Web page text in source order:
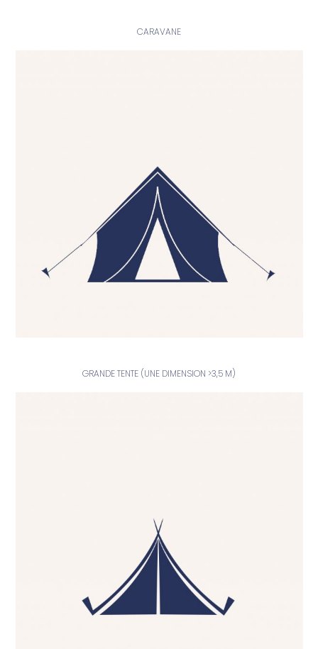
CARAVANE
GRANDE TENTE (UNE DIMENSION >3,5 M)